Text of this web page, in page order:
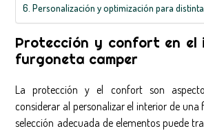
Personalización y optimización para
Protección y confort en
furgoneta camper
La protección y el confort son
considerar al personalizar el interior de una
selección adecuada de elementos puede